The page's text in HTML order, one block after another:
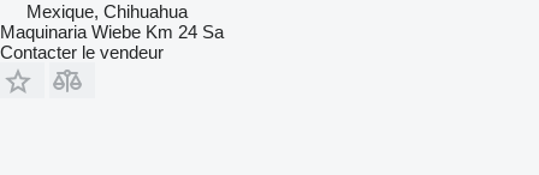
Mexique, Chihuahua
Maquinaria Wiebe Km 24 Sa
Contacter le vendeur